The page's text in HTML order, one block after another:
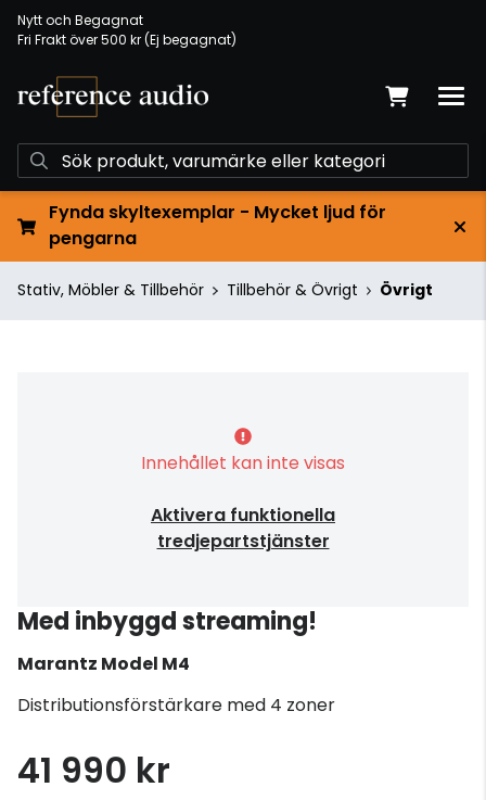
Nytt och Begagnat
Fri Frakt över 500 kr (Ej begagnat)
Fynda skyltexemplar - Mycket ljud för
pengarna
Stativ, Möbler & Tillbehör Tillbehör & Övrigt Övrigt
Innehållet kan inte visas
Aktivera funktionella
tredjepartstjänster
Med inbyggd streaming!
Marantz Model M4
Distributionsförstärkare med 4 zoner
41 990 kr